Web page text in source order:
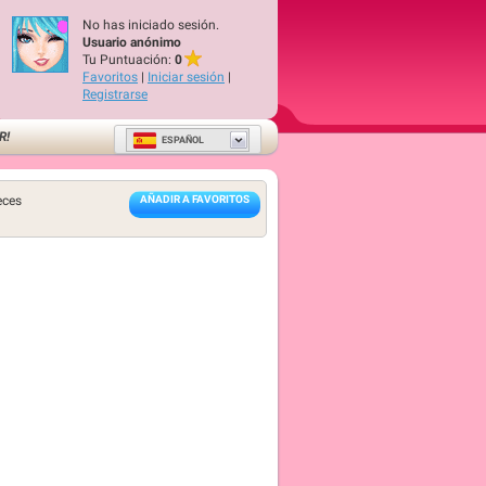
No has iniciado sesión.
Usuario anónimo
Tu Puntuación: 0
Favoritos | Iniciar sesión |
Registrarse
ESPAÑOL
AÑADIR A FAVORITOS